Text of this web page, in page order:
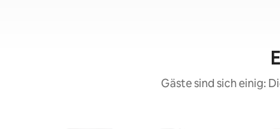
Gäste sind sich einig: